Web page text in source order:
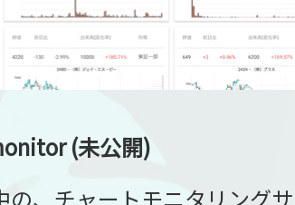
(未公開)
の、チャートモニタリング